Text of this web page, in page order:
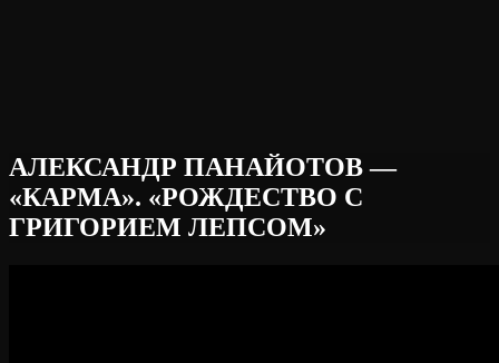
АЛЕКСАНДР ПАНАЙОТОВ —
«КАРМА». «РОЖДЕСТВО С
ГРИГОРИЕМ ЛЕПСОМ»